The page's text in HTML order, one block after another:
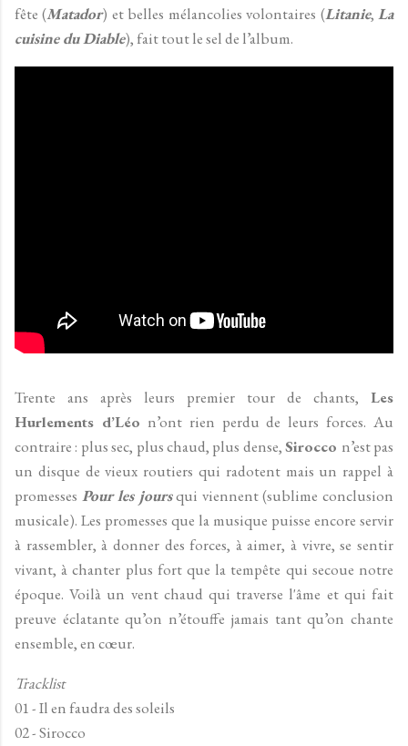
fête (Matador) et belles mélancolies volontaires (Litanie,La
cuisine du Diable), fait tout le sel de l’album.
Trente ans après leurs premier tour de chants, Les
Hurlements d’Léo n’ont rien perdu de leurs forces. Au
contraire : plus sec, plus chaud, plus dense,Sirocco n’est pas
un disque de vieux routiers qui radotent mais un rappel à
promesses Pour les joursqui viennent (sublime conclusion
musicale). Les promesses que la musique puisse encore servir
à rassembler, à donner des forces, à aimer, à vivre, se sentir
vivant, à chanter plus fort que la tempête qui secoue notre
époque. Voilà un vent chaud qui traverse l'âme et qui fait
preuve éclatante qu’on n’étouffe jamais tant qu’on chante
ensemble, en cœur.
Tracklist
01 - Il en faudra des soleils
02 - Sirocco